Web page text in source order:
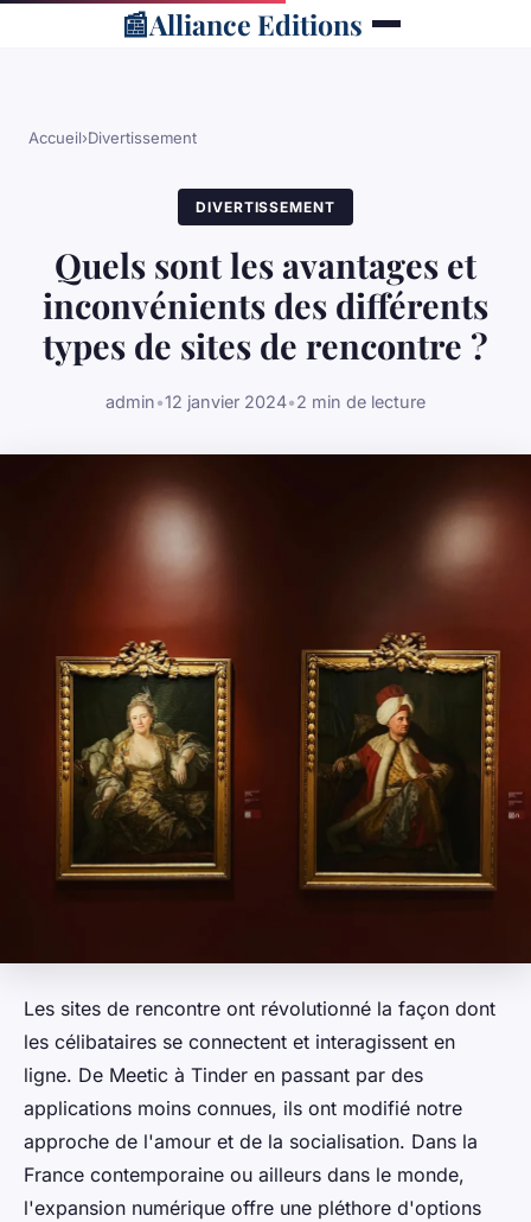
📰Alliance Editions
Accueil›Divertissement
DIVERTISSEMENT
Quels sont les avantages et
inconvénients des différents
types de sites de rencontre ?
admin•12 janvier 2024•2 min de lecture
Les sites de rencontre ont révolutionné la façon dont
les célibataires se connectent et interagissent en
ligne. De Meetic à Tinder en passant par des
applications moins connues, ils ont modifié notre
approche de l'amour et de la socialisation. Dans la
France contemporaine ou ailleurs dans le monde,
l'expansion numérique offre une pléthore d'options